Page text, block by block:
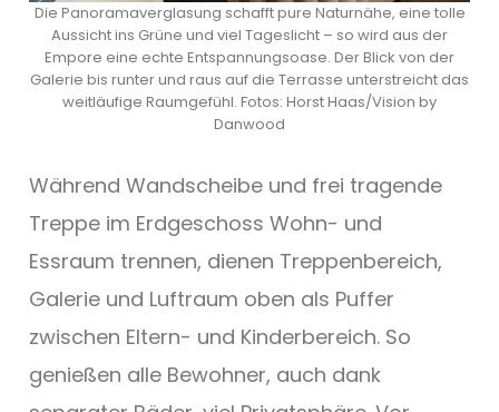
Die Panoramaverglasung schafft pure Naturnähe, eine tolle
Aussicht ins Grüne und viel Tageslicht – so wird aus der
Empore eine echte Entspannungsoase. Der Blick von der
Galerie bis runter und raus auf die Terrasse unterstreicht das
weitläufige Raumgefühl. Fotos: Horst Haas/Vision by
Danwood
Während Wandscheibe und frei tragende
Treppe im Erdgeschoss Wohn- und
Essraum trennen, dienen Treppenbereich,
Galerie und Luftraum oben als Puffer
zwischen Eltern- und Kinderbereich. So
genießen alle Bewohner, auch dank